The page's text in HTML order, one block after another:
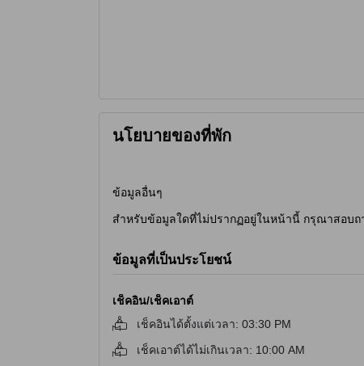
นโยบายของที่พัก
ข้อมูลอื่นๆ
สำหรับข้อมูลใดที่ไม่ปรากฏอยู่ในหน้านี้ กรุณาสอบถ
ข้อมูลที่เป็นประโยชน์
เช็คอิน/เช็คเอาต์
เช็คอินได้ตั้งแต่เวลา: 03:30 PM
เช็คเอาต์ได้ไม่เกินเวลา: 10:00 AM